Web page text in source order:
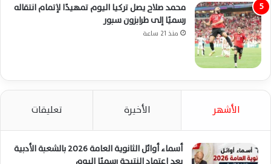
محمد صلاح يصل تركيا اليوم تمهيدًا لإتمام انتقاله
رسميًا إلى طرابزون سبور
منذ 21 ساعة
الأشهر الأخيرة تعليقات
أسماء أوائل الثانوية العامة 2026 بالشعبة الأدبية